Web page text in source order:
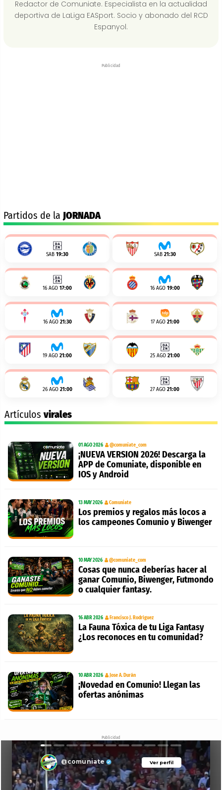
Redactor de Comuniate. Especialista en la actualidad
deportiva de LaLiga EASport. Socio y abonado del RCD
Espanyol.
Publicidad
Partidos de la JORNADA
SAB 19:30 SAB 21:30
16 AGO 17:00 16 AGO 19:00
16 AGO 21:30 17 AGO 21:00
19 AGO 21:00 25 AGO 21:00
26 AGO 21:00 27 AGO 21:00
Artículosvirales
01 AGO 2026 @comuniate_com
¡NUEVA VERSION 2026! Descarga la
APP de Comuniate, disponible en
IOS y Android
13 MAY 2026 Comuniate
Los premios y regalos más locos a
los campeones Comunio y Biwenger
10 MAY 2026 @comuniate_com
Cosas que nunca deberías hacer al
ganar Comunio, Biwenger, Futmondo
o cualquier fantasy.
16 ABR 2026 Francisco J. Rodríguez
La Fauna Tóxica de tu Liga Fantasy
¿Los reconoces en tu comunidad?
10 ABR 2026 Jose A. Durán
¡Novedad en Comunio! Llegan las
ofertas anónimas
Publicidad
Ver perfil
@comuniate Ver perfil